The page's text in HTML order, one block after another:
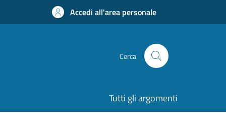
Accedi all'area personale
Cerca
Tutti gli argomenti